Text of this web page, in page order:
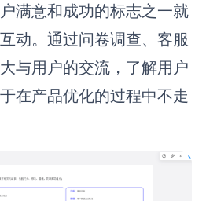
满意和成功的标志之一就
动。 通过问卷调查、客服
与用户的交流，了解用户
在产品优化的过程中不走